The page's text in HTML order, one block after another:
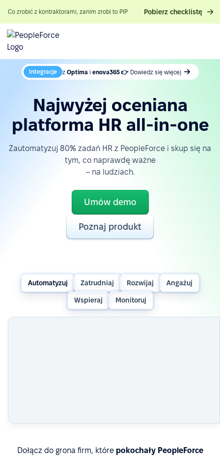
Co zrobić z kontraktorami, zanim zrobi to PIP Pobierz checklistę
Integracje z Optima i enova365 👉 Dowiedz się więcej
Najwyżej oceniana
platforma HR all-in-one
Zautomatyzuj 80% zadań HR z PeopleForce i skup się na
tym, co naprawdę ważne
– na ludziach.
Umów demo
Poznaj produkt
Automatyzuj Zatrudniaj Rozwijaj Angażuj
Wspieraj Monitoruj
Dołącz do grona firm, które pokochały PeopleForce